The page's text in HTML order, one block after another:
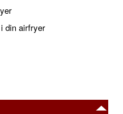
din airfryer